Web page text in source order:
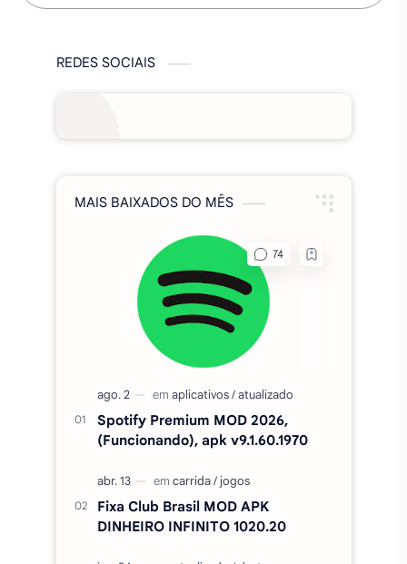
Spotify Premium MOD 2026,
(Funcionando), apk v9.1.60.1970
Fixa Club Brasil MOD APK
DINHEIRO INFINITO 1020.20
FTS 2026 BRASILEIRÃO E
EUROPEU COM SUPER MUNDIAL
Cinema APK MOD (SEM